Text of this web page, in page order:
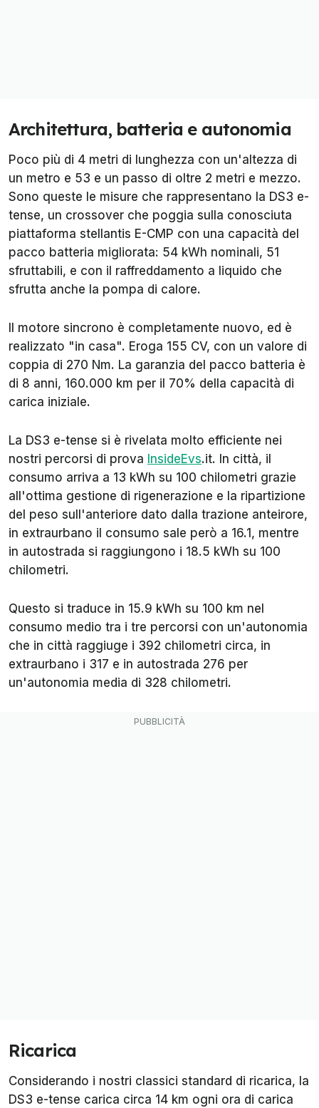
Architettura, batteria e autonomia
Poco più di 4 metri di lunghezza con un'altezza di
un metro e 53 e un passo di oltre 2 metri e mezzo.
Sono queste le misure che rappresentano la DS3 e-
tense, un crossover che poggia sulla conosciuta
piattaforma stellantis E-CMP con una capacità del
pacco batteria migliorata: 54 kWh nominali, 51
sfruttabili, e con il raffreddamento a liquido che
sfrutta anche la pompa di calore.
Il motore sincrono è completamente nuovo, ed è
realizzato "in casa". Eroga 155 CV, con un valore di
coppia di 270 Nm. La garanzia del pacco batteria è
di 8 anni, 160.000 km per il 70% della capacità di
carica iniziale.
La DS3 e-tense si è rivelata molto efficiente nei
nostri percorsi di prova InsideEvs.it. In città, il
consumo arriva a 13 kWh su 100 chilometri grazie
all'ottima gestione di rigenerazione e la ripartizione
del peso sull'anteriore dato dalla trazione anteirore,
in extraurbano il consumo sale però a 16.1, mentre
in autostrada si raggiungono i 18.5 kWh su 100
chilometri.
Questo si traduce in 15.9 kWh su 100 km nel
consumo medio tra i tre percorsi con un'autonomia
che in città raggiuge i 392 chilometri circa, in
extraurbano i 317 e in autostrada 276 per
un'autonomia media di 328 chilometri.
Ricarica
Considerando i nostri classici standard di ricarica, la
DS3 e-tense carica circa 14 km ogni ora di carica